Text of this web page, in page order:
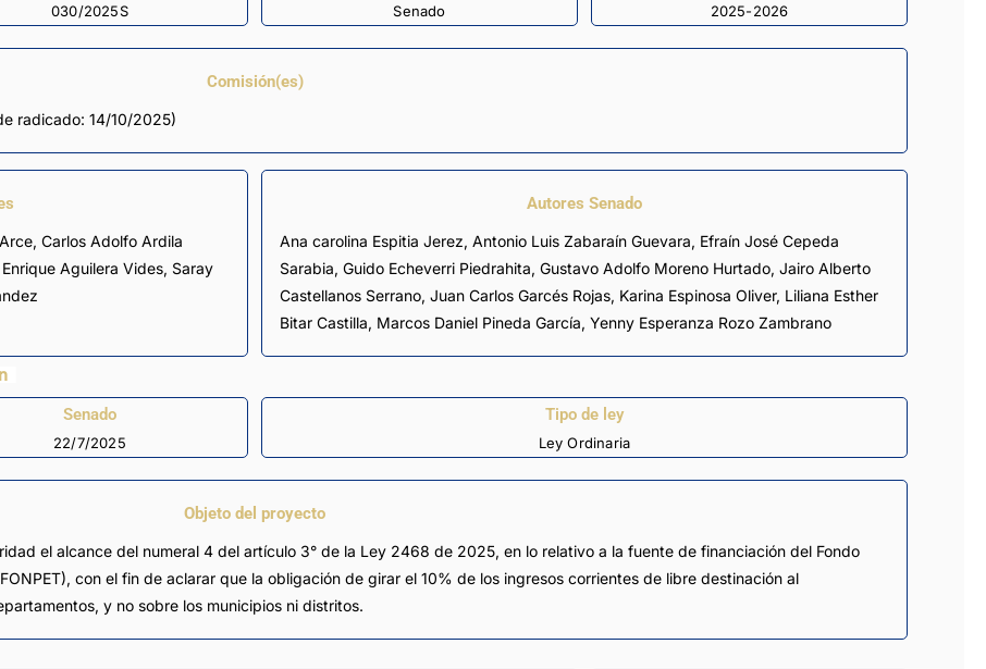
030/2025S Senado 2025-2026
Comisión(es)
radicado: 14/10/2025)
, Carlos Adolfo Ardila
Aguilera Vides, Saray
Autores Senado
Ana carolina Espitia Jerez, Antonio Luis Zabaraín Guevara, Efraín José Cepeda
Sarabia, Guido Echeverri Piedrahita, Gustavo Adolfo Moreno Hurtado, Jairo Alberto
Castellanos Serrano, Juan Carlos Garcés Rojas, Karina Espinosa Oliver, Liliana Esther
Bitar Castilla, Marcos Daniel Pineda García, Yenny Esperanza Rozo Zambrano
Senado
22/7/2025
Tipo de ley
Ley Ordinaria
Objeto del proyecto
el alcance del numeral 4 del artículo 3° de la Ley 2468 de 2025, en lo relativo a la fuente de financiación del Fondo
con el fin de aclarar que la obligación de girar el 10% de los ingresos corrientes de libre destinación al
y no sobre los municipios ni distritos.